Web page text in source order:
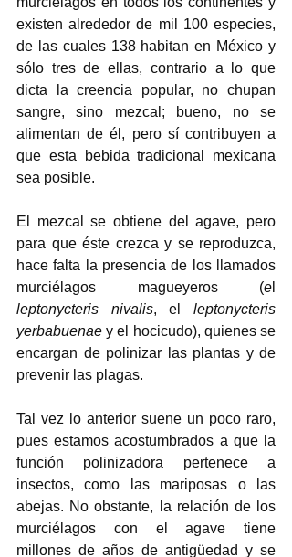
existen alrededor de mil 100 especies,
de las cuales 138 habitan en México y
sólo tres de ellas, contrario a lo que
dicta la creencia popular, no chupan
sangre, sino mezcal; bueno, no se
alimentan de él, pero sí contribuyen a
que esta bebida tradicional mexicana
sea posible.
El mezcal se obtiene del agave, pero
para que éste crezca y se reproduzca,
hace falta la presencia de los llamados
murciélagos magueyeros (e
leptonycteris nivalis, el leptonycteris
yerbabuenae y el hocicudo), quienes se
encargan de polinizar las plantas y de
prevenir las plagas.
Tal vez lo anterior suene un poco raro,
pues estamos acostumbrados a que la
función polinizadora pertenece a
insectos, como las mariposas o las
abejas. No obstante, la relación de los
murciélagos con el agave tiene
millones de años de antigüedad y se